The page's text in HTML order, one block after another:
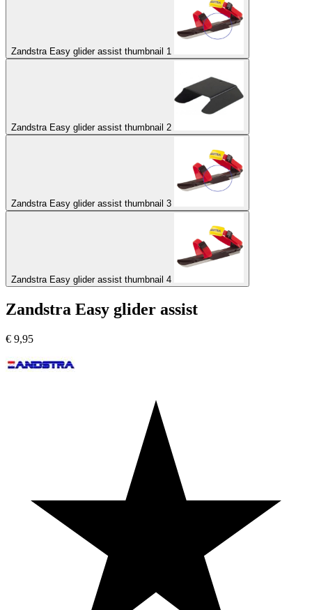
Zandstra Easy glider assist thumbnail 1
Zandstra Easy glider assist thumbnail 2
Zandstra Easy glider assist thumbnail 3
Zandstra Easy glider assist thumbnail 4
Zandstra Easy glider assist
€ 9,95